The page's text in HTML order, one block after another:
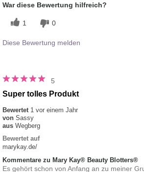
War diese Bewertung hilfreich?
1 0
Diese Bewertung melden
5
Super tolles Produkt
Bewertet 1 vor einem Jahr
von Sassy
aus Wegberg
Bewertet auf
marykay.de/
Kommentare zu Mary Kay® Beauty Blotters®
Es gehört schon von Anfang an zu meiner